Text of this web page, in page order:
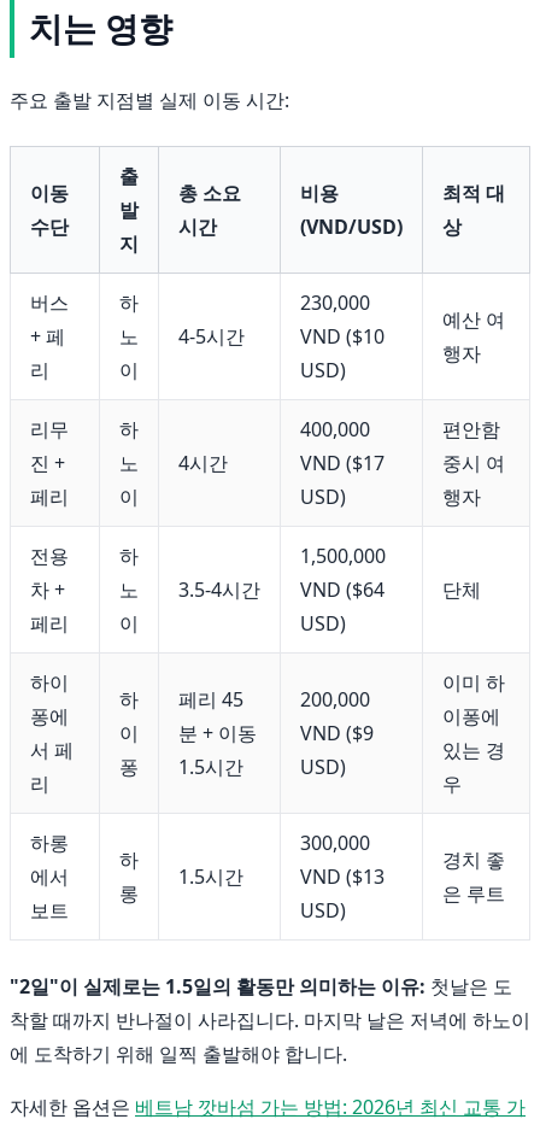
치는 영향
주요 출발 지점별 실제 이동 시간:
이동
수단
출
발
지
총 소요
시간
비용
(VND/USD)
최적 대
상
버스
+ 페
리
하
노
이
4-5시간
230,000
VND ($10
USD)
예산 여
행자
리무
진 +
페리
하
노
이
4시간
400,000
VND ($17
USD)
편안함
중시 여
행자
전용
차 +
페리
하
노
이
3.5-4시간
1,500,000
VND ($64
USD)
단체
하이
퐁에
서 페
리
하
이
퐁
페리 45
분 + 이동
1.5시간
200,000
VND ($9
USD)
이미 하
이퐁에
있는 경
우
하롱
에서
보트
하
롱
1.5시간
300,000
VND ($13
USD)
경치 좋
은 루트
"2일"이 실제로는 1.5일의 활동만 의미하는 이유: 첫날은 도
착할 때까지 반나절이 사라집니다. 마지막 날은 저녁에 하노이
에 도착하기 위해 일찍 출발해야 합니다.
자세한 옵션은 베트남 깟바섬 가는 방법: 2026년 최신 교통 가